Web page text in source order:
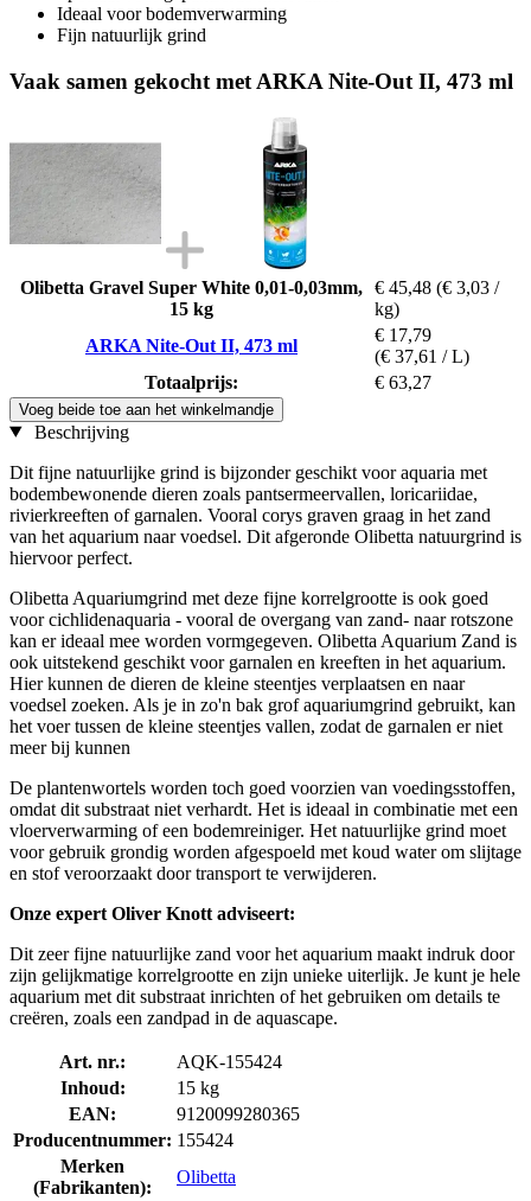
Ideaal voor bodemverwarming
Fijn natuurlijk grind
Vaak samen gekocht met ARKA Nite-Out II, 473 ml
Olibetta Gravel Super White 0,01-0,03mm,
15 kg
€ 45,48 (€ 3,03 /
kg)
ARKA Nite-Out II, 473 ml
€ 17,79
(€ 37,61 / L)
Totaalprijs:
€ 63,27
Voeg beide toe aan het winkelmandje
Beschrijving
Dit fijne natuurlijke grind is bijzonder geschikt voor aquaria met
bodembewonende dieren zoals pantsermeervallen, loricariidae,
rivierkreeften of garnalen. Vooral corys graven graag in het zand
van het aquarium naar voedsel. Dit afgeronde Olibetta natuurgrind is
hiervoor perfect.
Olibetta Aquariumgrind met deze fijne korrelgrootte is ook goed
voor cichlidenaquaria - vooral de overgang van zand- naar rotszone
kan er ideaal mee worden vormgegeven. Olibetta Aquarium Zand is
ook uitstekend geschikt voor garnalen en kreeften in het aquarium.
Hier kunnen de dieren de kleine steentjes verplaatsen en naar
voedsel zoeken. Als je in zo'n bak grof aquariumgrind gebruikt, kan
het voer tussen de kleine steentjes vallen, zodat de garnalen er niet
meer bij kunnen
De plantenwortels worden toch goed voorzien van voedingsstoffen,
omdat dit substraat niet verhardt. Het is ideaal in combinatie met een
vloerverwarming of een bodemreiniger. Het natuurlijke grind moet
voor gebruik grondig worden afgespoeld met koud water om slijtage
en stof veroorzaakt door transport te verwijderen.
Onze expert Oliver Knott adviseert:
Dit zeer fijne natuurlijke zand voor het aquarium maakt indruk door
zijn gelijkmatige korrelgrootte en zijn unieke uiterlijk. Je kunt je hele
aquarium met dit substraat inrichten of het gebruiken om details te
creëren, zoals een zandpad in de aquascape.
Art. nr.:
AQK-155424
Inhoud:
15 kg
EAN:
9120099280365
Producentnummer: 155424
Merken
(Fabrikanten):
Olibetta